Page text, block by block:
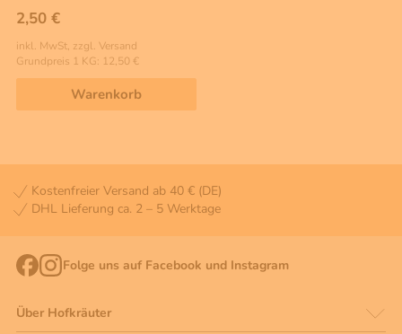
2,50 €
inkl. MwSt, zzgl. Versand
Grundpreis 1 KG: 12,50 €
Warenkorb
Kostenfreier Versand ab 40 € (DE)
DHL Lieferung ca. 2 – 5 Werktage
Folge uns auf Facebook und Instagram
Über Hofkräuter